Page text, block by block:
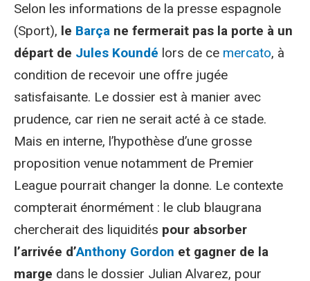
Selon les informations de la presse espagnole
(Sport), le Barça ne fermerait pas la porte à un
départ de Jules Koundé lors de ce mercato, à
condition de recevoir une offre jugée
satisfaisante. Le dossier est à manier avec
prudence, car rien ne serait acté à ce stade.
Mais en interne, l’hypothèse d’une grosse
proposition venue notamment de Premier
League pourrait changer la donne. Le contexte
compterait énormément : le club blaugrana
chercherait des liquidités pour absorber
l’arrivée d’Anthony Gordon et gagner de la
marge dans le dossier Julian Alvarez, pour